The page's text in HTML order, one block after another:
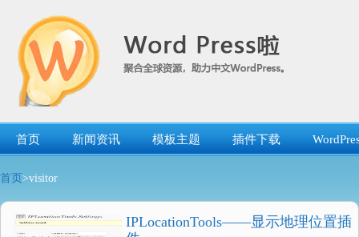
首页 新闻资讯 模板主题 插件下载
首页 >visitor
IPLocationTools——显示地理位置插